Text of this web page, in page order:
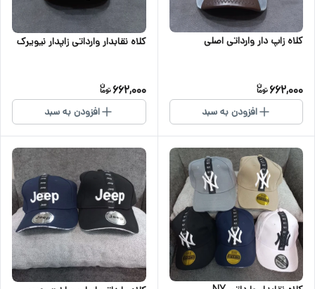
کلاه زاپ دار وارداتی اصلی
662,000
افزودن به سبد
کلاه نقابدار وارداتی زاپدار نیویرک
662,000
افزودن به سبد